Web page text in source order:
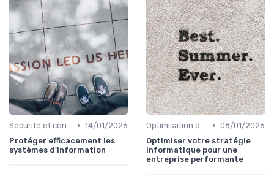
Sécurité et conformité • 14/01/2026
Protéger efficacement les
systèmes d'information
Optimisation des infrastructures IT • 08/01/2026
Optimiser votre stratégie
informatique pour une
entreprise performante